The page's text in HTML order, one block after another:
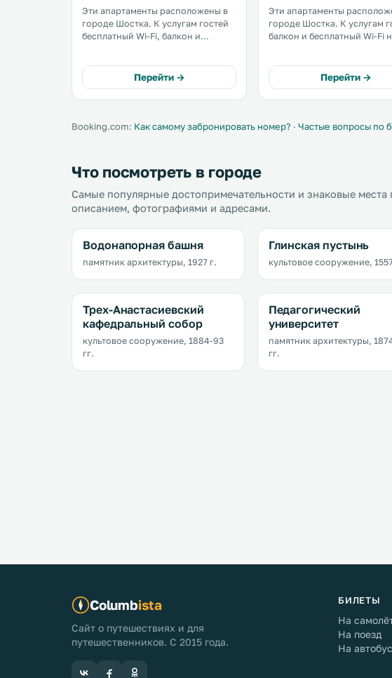
Эти апартаменты расположены в
городе Шостка. К услугам гостей
бесплатный Wi-Fi, балкон и
холодильником. Гостям
апартаментов «На Горького, 7А»
предоставляются полотенца и
Перейти →
Эти апартаменты
городе Шостка. К услугам гостей
балкон и бесплатный Wi-Fi
Гостям этих апартаментов с
собственной кухней
предоставляются
Перейти →
Booking.com: Как самому забронировать номер? · Частые вопросы по
Что посмотреть в городе
Самые популярные достопримечательности и знаковые места
описанием, фотографиями и адресами.
Водонапорная башня
памятник архитектуры, 1927 г.
Глинская пустынь
культовое сооружение,
Трех-Анастасиевский
кафедральный собор
культовое сооружение, 1884-93
гг.
Педагогический
университет
памятник архитектуры,
гг.
Columbista
Сайт о путешествиях и для
путешественников. С 2015 года.
БИЛЕТЫ
На
На поезд
На автобус